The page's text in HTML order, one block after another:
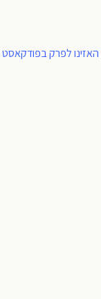
האזינו לפרק בפודקאסט